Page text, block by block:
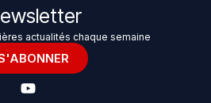
actualités chaque semaine